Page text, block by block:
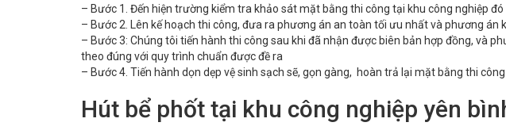
– Bước 1. Đến hiện trường kiểm tra khảo sát mặt bằng thi công tại khu công nghiệp đó
– Bước 2. Lên kế hoạch thi công, đưa ra phương án an toàn tối ưu nhất và phương án
– Bước 3: Chúng tôi tiến hành thi công sau khi đã nhận được biên bản hợp đồng, và
theo đúng với quy trình chuẩn được đề ra
– Bước 4. Tiến hành dọn dẹp vệ sinh sạch sẽ, gọn gàng, hoàn trả lại mặt bằng thi
Hút bể phốt tại khu công nghiệp yên